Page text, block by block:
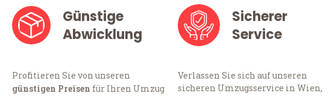
Günstige
Abwicklung
Profitieren Sie von unseren
günstigen Preisen für Ihren Umzug
Sicherer
Service
Verlassen Sie sich auf unseren
sicheren Umzugsservice in Wien,